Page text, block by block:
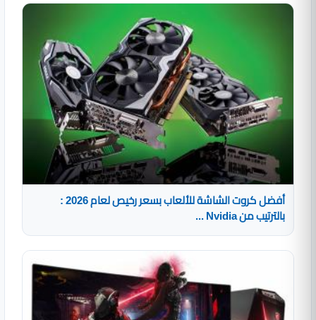
أفضل كروت الشاشة للألعاب بسعر رخيص لعام 2026 :
بالترتيب من Nvidia ...